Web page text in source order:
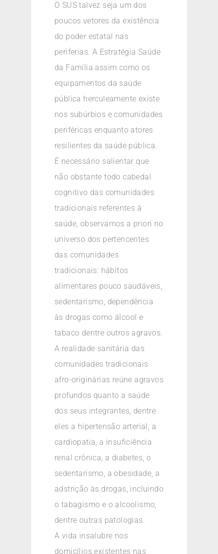
O SUS talvez seja um dos
poucos vetores da existência
do poder estatal nas
periferias. A Estratégia Saúde
da Família assim como os
equipamentos da saúde
pública herculeamente existe
nos subúrbios e comunidades
periféricas enquanto atores
resilientes da saúde pública.
É necessário salientar que
não obstante todo cabedal
cognitivo das comunidades
tradicionais referentes à
saúde, observamos a priori no
universo dos pertencentes
das comunidades
tradicionais: hábitos
alimentares pouco saudáveis,
sedentarismo, dependência
às drogas como álcool e
tabaco dentre outros agravos.
A realidade sanitária das
comunidades tradicionais
afro-originárias reúne agravos
profundos quanto a saúde
dos seus integrantes, dentre
eles a hipertensão arterial, a
cardiopatia, a insuficiência
renal crônica, a diabetes, o
sedentarismo, a obesidade, a
adstrição às drogas, incluindo
o tabagismo e o alcoolismo,
dentre outras patologias.
A vida insalubre nos
domicílios existentes nas